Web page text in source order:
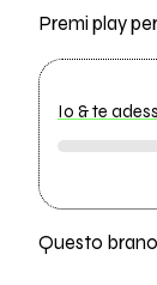
Premi play
Io & te
Questo